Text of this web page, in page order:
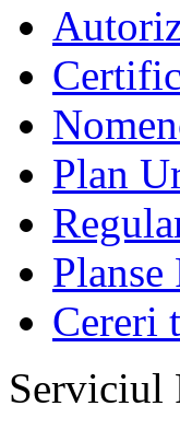
Plan
Planse
Cereri
Serviciul